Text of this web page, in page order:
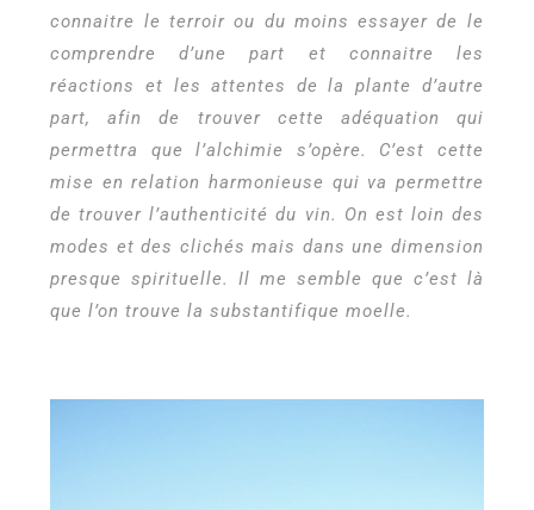
connaitre le terroir ou du moins essayer de le
comprendre d’une part et connaitre les
réactions et les attentes de la plante d’autre
part, afin de trouver cette adéquation qui
permettra que l’alchimie s’opère. C’est cette
mise en relation harmonieuse qui va permettre
de trouver l’authenticité du vin. On est loin des
modes et des clichés mais dans une dimension
presque spirituelle. Il me semble que c’est là
que l’on trouve la substantifique moelle.